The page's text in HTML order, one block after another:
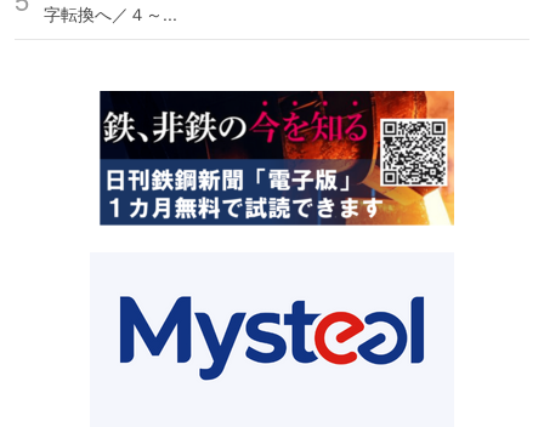
字転換へ／４～...